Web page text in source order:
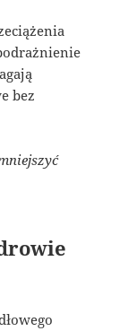
bez